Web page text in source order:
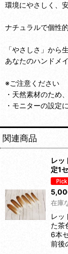
環境にやさしく、
ナチュラルで個性
「やさしさ」から
あなたのハンドメ
※ご注意ください
・天然素材のため
・モニターの設定
関連商品
レッ
定1
在庫
レッ
た茶
6本
前後